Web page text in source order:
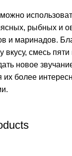
рыбных и
и маринадов.
вкусу, смесь
новое
их более